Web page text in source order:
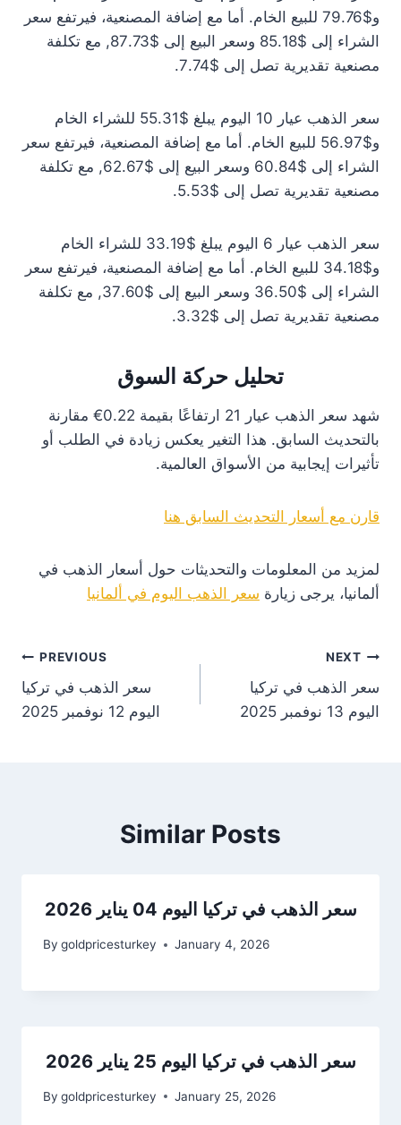
و$79.76 للبيع الخام. أما مع إضافة المصنعية، فيرتفع سعر
الشراء إلى $85.18 وسعر البيع إلى $87.73, مع تكلفة
مصنعية تقديرية تصل إلى $7.74.
سعر الذهب عيار 10 اليوم يبلغ $55.31 للشراء الخام
و$56.97 للبيع الخام. أما مع إضافة المصنعية، فيرتفع سعر
الشراء إلى $60.84 وسعر البيع إلى $62.67, مع تكلفة
مصنعية تقديرية تصل إلى $5.53.
سعر الذهب عيار 6 اليوم يبلغ $33.19 للشراء الخام
و$34.18 للبيع الخام. أما مع إضافة المصنعية، فيرتفع سعر
الشراء إلى $36.50 وسعر البيع إلى $37.60, مع تكلفة
مصنعية تقديرية تصل إلى $3.32.
تحليل حركة السوق
شهد سعر الذهب عيار 21 ارتفاعًا بقيمة 0.22€ مقارنة
بالتحديث السابق. هذا التغير يعكس زيادة في الطلب أو
تأثيرات إيجابية من الأسواق العالمية.
قارن مع أسعار التحديث السابق هنا
لمزيد من المعلومات والتحديثات حول أسعار الذهب في
ألمانيا، يرجى زيارة سعر الذهب اليوم في ألمانيا
PREVIOUS
سعر الذهب في تركيا
اليوم 12 نوفمبر 2025
NEXT
سعر الذهب في تركيا
اليوم 13 نوفمبر 2025
Similar Posts
سعر الذهب في تركيا اليوم 04 يناير 2026
By goldpricesturkey January 4, 2026
سعر الذهب في تركيا اليوم 25 يناير 2026
By goldpricesturkey January 25, 2026